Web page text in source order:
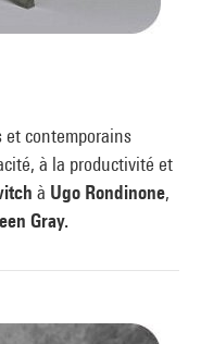
et contemporains
à la productivité et
à Ugo Rondinone,
Gray.